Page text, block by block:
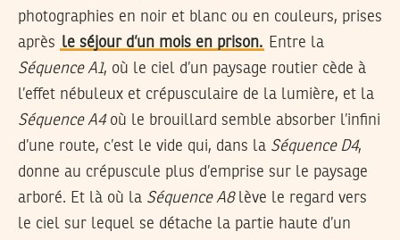
photographies en noir et blanc ou en couleurs, prises
après le séjour d’un mois en prison. Entre la
Séquence A1, où le ciel d’un paysage routier cède à
l’effet nébuleux et crépusculaire de la lumière, et la
Séquence A4où le brouillard semble absorber l’infini
d’une route, c’est le vide qui, dans la Séquence D4,
donne au crépuscule plus d’emprise sur le paysage
arboré. Et là où la Séquence A8lève le regard vers
le ciel sur lequel se détache la partie haute d’un